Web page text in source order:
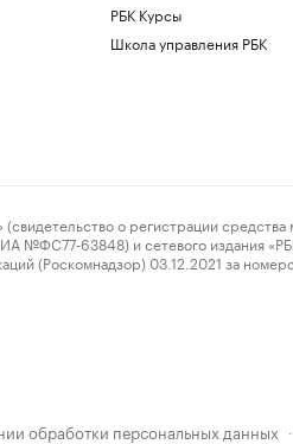
РБК Курсы
Школа управления РБК
о регистрации средства
№ФС77-63848) и сетевого издания
(Роскомнадзор) 03.12.2021 за
обработки персональных данных ·